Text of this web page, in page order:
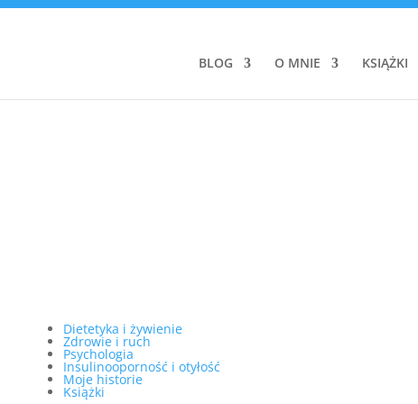
BLOG O MNIE KSIĄŻKI
Dietetyka i żywienie
Zdrowie i ruch
Psychologia
Insulinooporność i otyłość
Moje historie
Książki